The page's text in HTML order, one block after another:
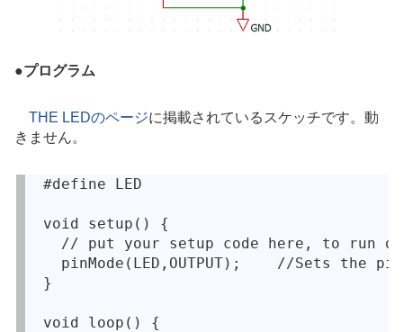
●プログラム
THE LEDのページに掲載されているスケッチです。動
きません。
#define LED
void setup() {
// put your setup code here, to run
pinMode(LED,OUTPUT);    //Sets the
}
void loop() {